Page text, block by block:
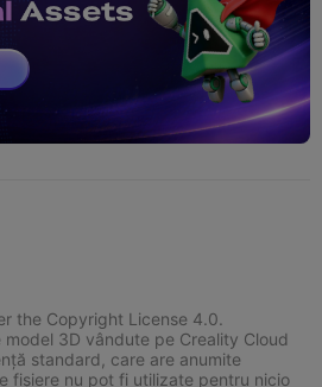
the Copyright License 4.0.
3D vândute pe Creality Cloud
standard, care are anumite
fișiere nu pot fi utilizate pentru nicio